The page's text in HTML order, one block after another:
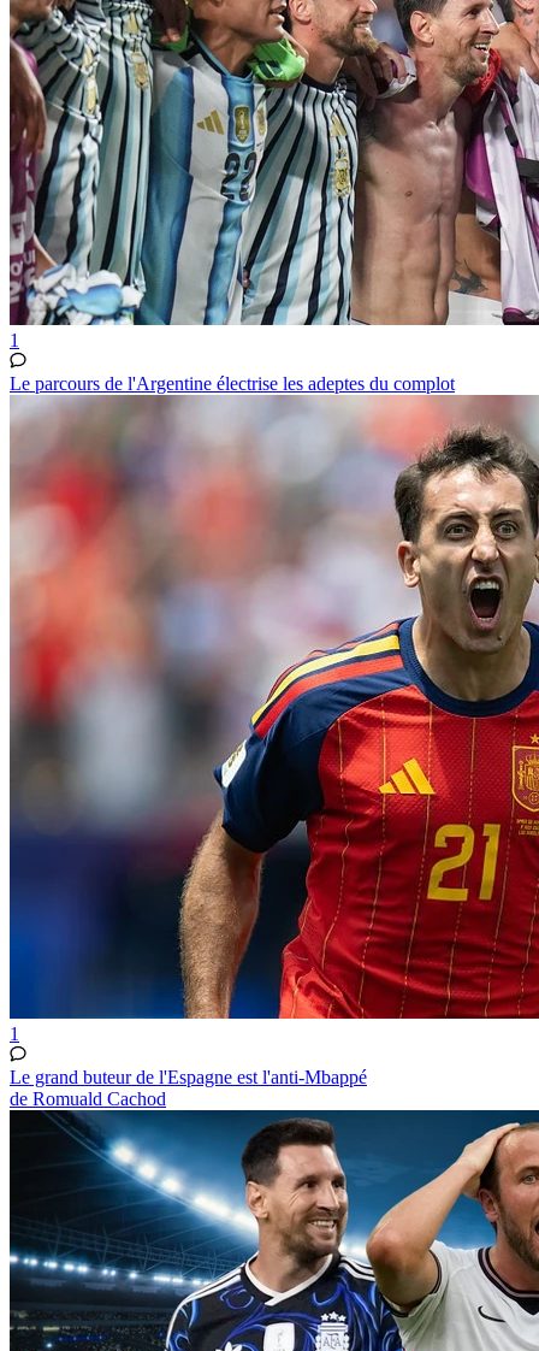
1
Le parcours de l'Argentine électrise les adeptes du complot
1
Le grand buteur de l'Espagne est l'anti-Mbappé
de Romuald Cachod